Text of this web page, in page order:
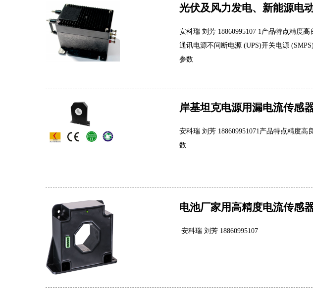
光伏及风力发电、新能源电
安科瑞 刘芳 18860995107 1产品特点精度
通讯电源不间断电源 (UPS)开关电源
参数
岸基坦克电源用漏电流传感
安科瑞 刘芳 188609951071产品特点精度
数
电池厂家用高精度电流传感
安科瑞 刘芳 18860995107